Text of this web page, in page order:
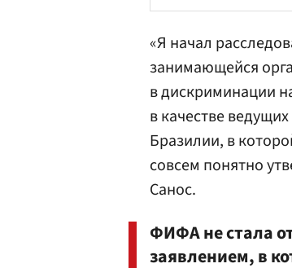
«Я начал
занимающейся
в дискриминации
в качестве
Бразилии, в
совсем понятно
Санос.
ФИФА не стала
заявлением, в